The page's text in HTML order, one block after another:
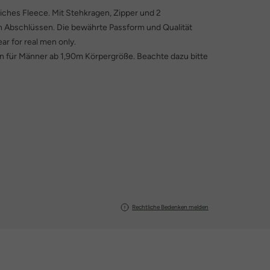
Fleece. Mit Stehkragen, Zipper und 2
Die bewährte Passform und Qualität
for real men only.
Männer ab 1,90m Körpergröße. Beachte dazu bitte
Rechtliche Bedenken melden